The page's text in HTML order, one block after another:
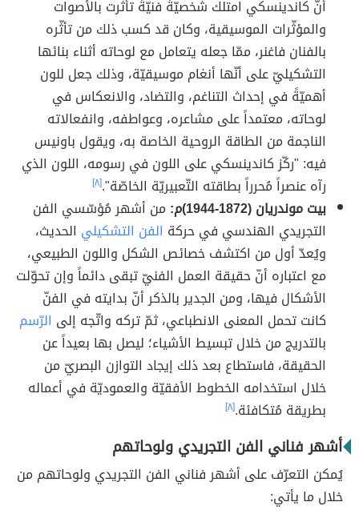
أنّ كاندينسكي امتلك شخصيّةً فنيّةً تأثّرت بالأصوات
والمؤثّرات الموسيقية، وكان قد كسب ذلك من تأثّره
بالفنان فاغنر، ممّا جعله يتعامل مع لوحاته أثناء بنائها
التشكيليّ على أنّها أنغام موسيقيّة، وذلك جعل للون
أهميّةً في إحداث التناغم، والتضاد، والانعكاس في
لوحاته، معتمداً على مشاعره، وعواطفه، وانفعالاته
الناجمة من الطاقة الروحية الخاصة به، ويقول باونيس
فيه: "ركّز كاندينسكي على اللون في رسومه، اللون الذي
رآه عنصراً مُحرراً بطاقته التّعبيريّة الخاصّة".[٨]
بيت موندريان (1872-1944)م:
من أشهر مُؤسّسي الفن
التجريدي الهندسي في حركة الفن التشكيلي الحديث،
ويُعدّ أول من اكتشف خصائص الشكل واللون الطبيعي،
مع اعتباره أنّ حقيقة العمل الفنيّ تبقى دائماً وإن تحوّلت
الأشكال فيها، ومن الجدير بالذكر أنّ بدايته في الفنّ
كانت تحمل المعنى الانطباعي، ثمّ تركه واتّجه إلى الرّسم
بالتدريج من خلال تبسيط الأشياء؛ ليصل بها بعيداً عن
الحقيقة، فاستطاع بعد ذلك إيجاد التوازن البصريّ من
خلال استخدامه الخطوط الأفقيّة والعموديّة في أعماله
بطريقة مُتكافئة.[٨]
أشهر فناني الفن التجريدي ولوحاتهم
يُمكن التعرّف على أشهر فناني الفن التجريدي ولوحاتهم من
خلال ما يأتي: